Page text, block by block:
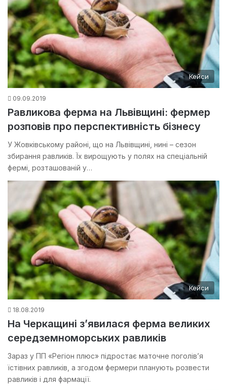
Кейси
09.09.2019
Равликова ферма на Львівщині: фермер
розповів про перспективність бізнесу
У Жовківському районі, що на Львівщині, нині – сезон
збирання равликів. Їх вирощують у полях на спеціальній
фермі, розташованій у…
Кейси
18.08.2019
На Черкащині з’явилася ферма великих
середземноморських равликів
Зараз у ПП «Регіон плюс» підростає маточне поголів’я
їстівних равликів, а згодом фермери планують розвести
равликів і для фармації.